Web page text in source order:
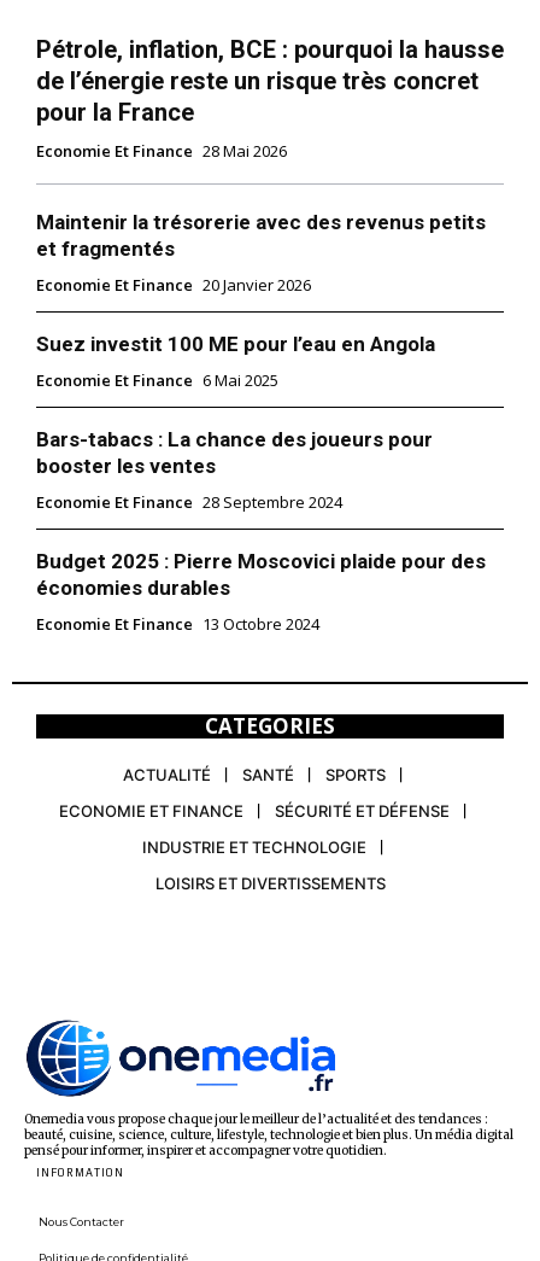
Pétrole, inflation, BCE : pourquoi la hausse
de l’énergie reste un risque très concret
pour la France
Economie Et Finance 28 Mai 2026
Maintenir la trésorerie avec des revenus petits
et fragmentés
Economie Et Finance 20 Janvier 2026
Suez investit 100 ME pour l’eau en Angola
Economie Et Finance 6 Mai 2025
Bars-tabacs : La chance des joueurs pour
booster les ventes
Economie Et Finance 28 Septembre 2024
Budget 2025 : Pierre Moscovici plaide pour des
économies durables
Economie Et Finance 13 Octobre 2024
CATEGORIES
ACTUALITÉ SANTÉ
SPORTS
ECONOMIE ET FINANCE
SÉCURITÉ ET DÉFENSE
INDUSTRIE ET TECHNOLOGIE
LOISIRS ET DIVERTISSEMENTS
Onemedia vous propose chaque jour le meilleur de l’actualité et des tendances :
beauté, cuisine, science, culture, lifestyle, technologie et bien plus. Un média digital
pensé pour informer, inspirer et accompagner votre quotidien.
INFORMATION
Nous Contacter
Politique de confidentialité